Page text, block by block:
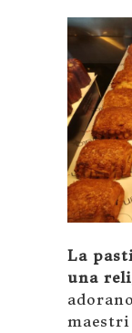
La
una